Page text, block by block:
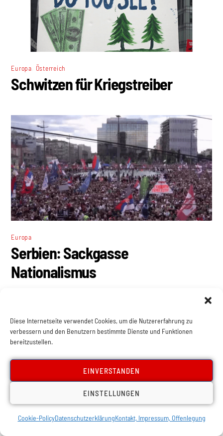
Diese Internetseite verwendet Cookies, um die Nutzererfahrung zu
verbessern und den Benutzern bestimmte Dienste und Funktionen
bereitzustellen.
EINVERSTANDEN
EINSTELLUNGEN
Cookie-PolicyDatenschutzerklärungKontakt, Impressum, Offenlegung
Europa Österreich
Schwitzen für Kriegstreiber
Europa
Serbien: Sackgasse
Nationalismus